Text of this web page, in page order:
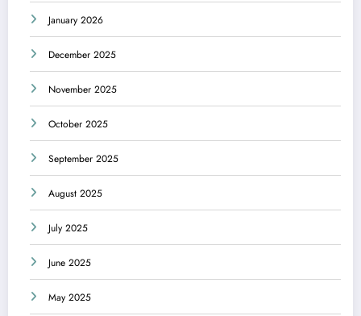
January 2026
December 2025
November 2025
October 2025
September 2025
August 2025
July 2025
June 2025
May 2025